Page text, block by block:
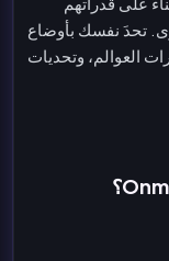
تحدَ نفسك بأوضاع
العوالم، وتحديات